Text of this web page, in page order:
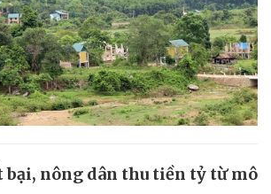
bại, nông dân thu tiền tỷ từ mô